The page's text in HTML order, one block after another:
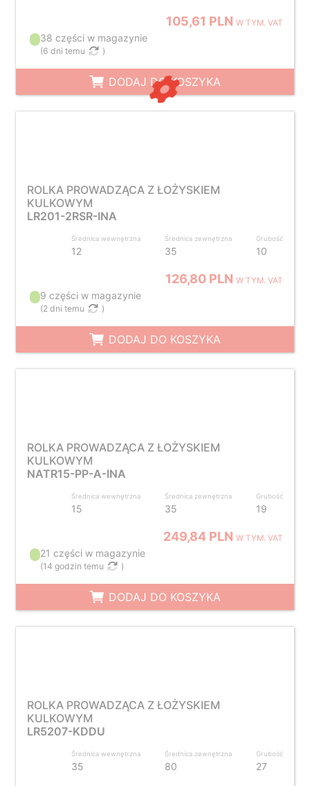
105,61 PLNW TYM. VAT
38 części w magazynie
(6 dni temu )
DODAJ DO KOSZYKA
ROLKA PROWADZĄCA Z ŁOŻYSKIEM
KULKOWYM
LR201-2RSR-INA
Średnica wewnętrzna
12
Średnica zewnętrzna
35
Grubość
10
126,80 PLNW TYM. VAT
9 części w magazynie
(2 dni temu )
DODAJ DO KOSZYKA
ROLKA PROWADZĄCA Z ŁOŻYSKIEM
KULKOWYM
NATR15-PP-A-INA
Średnica wewnętrzna
15
Średnica zewnętrzna
35
Grubość
19
249,84 PLNW TYM. VAT
21 części w magazynie
(14 godzin temu )
DODAJ DO KOSZYKA
ROLKA PROWADZĄCA Z ŁOŻYSKIEM
KULKOWYM
LR5207-KDDU
Średnica wewnętrzna
35
Średnica zewnętrzna
80
Grubość
27